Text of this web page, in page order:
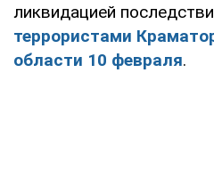
ликвидацией
террористами
области 10 февраля.